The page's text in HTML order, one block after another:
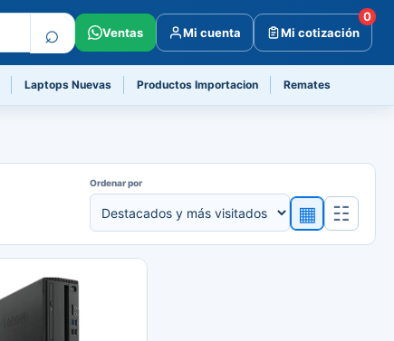
⌕ Ventas Mi cuenta Mi cotización
0
Laptops Nuevas Productos Importacion Remates
Ordenar por
▦ ☷